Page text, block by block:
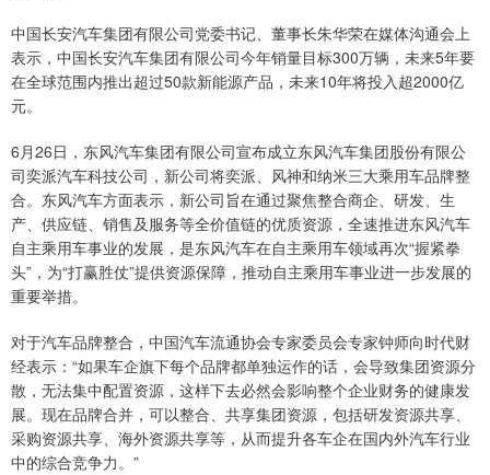
中国长安汽车集团有限公司党委书记、董事长朱华荣在媒体沟通会上
表示，中国长安汽车集团有限公司今年销量目标300万辆，未来5年要
在全球范围内推出超过50款新能源产品，未来10年将投入超2000亿
元。
6月26日，东风汽车集团有限公司宣布成立东风汽车集团股份有限公
司奕派汽车科技公司，新公司将奕派、风神和纳米三大乘用车品牌整
合。东风汽车方面表示，新公司旨在通过聚焦整合商企、研发、生
产、供应链、销售及服务等全价值链的优质资源，全速推进东风汽车
自主乘用车事业的发展，是东风汽车在自主乘用车领域再次“握紧拳
头”，为“打赢胜仗”提供资源保障，推动自主乘用车事业进一步发展的
重要举措。
对于汽车品牌整合，中国汽车流通协会专家委员会专家钟师向时代财
经表示：“如果车企旗下每个品牌都单独运作的话，会导致集团资源分
散，无法集中配置资源，这样下去必然会影响整个企业财务的健康发
展。现在品牌合并，可以整合、共享集团资源，包括研发资源共享、
采购资源共享、海外资源共享等，从而提升各车企在国内外汽车行业
中的综合竞争力。”